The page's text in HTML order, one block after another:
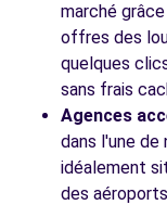
marché
offres des
quelques
sans frais
Agences
dans l'une de
idéalement
des